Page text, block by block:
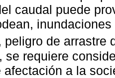
caudal puede
peligro de arrastre
se requiere
afectación a la